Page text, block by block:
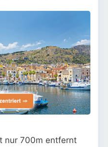
nur 700m entfernt